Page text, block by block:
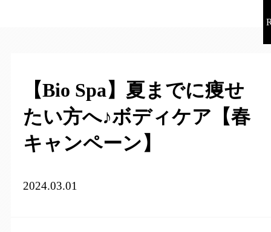
【Bio Spa】夏までに痩せ
たい方へ♪ボディケア【春
キャンペーン】
2024.03.01